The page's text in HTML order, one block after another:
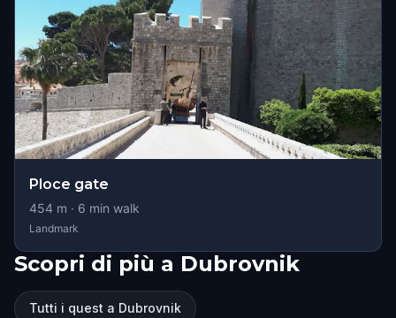
Ploce gate
454 m · 6 min walk
Landmark
Scopri di più a Dubrovnik
Tutti i quest a Dubrovnik